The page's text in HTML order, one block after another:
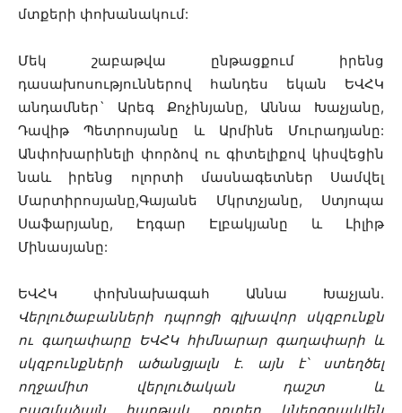
մտքերի փոխանակում:
Մեկ շաբաթվա ընթացքում իրենց
դասախոսություններով հանդես եկան ԵՎՀԿ
անդամներ` Արեգ Քոչինյանը, Աննա Խաչյանը,
Դավիթ Պետրոսյանը և Արմինե Մուրադյանը:
Անփոխարինելի փորձով ու գիտելիքով կիսվեցին
նաև իրենց ոլորտի մասնագետներ Սամվել
Մարտիրոսյանը,Գայանե Մկրտչյանը, Ստյոպա
Սաֆարյանը, Էդգար Էլբակյանը և Լիլիթ
Մինասյանը:
ԵՎՀԿ փոխնախագահ Աննա Խաչյան.
Վերլուծաբանների դպրոցի գլխավոր սկզբունքն
ու գաղափարը ԵՎՀԿ հիմնարար գաղափարի և
սկզբունքների ածանցյալն է. այն է՝ ստեղծել
ողջամիտ վերլուծական դաշտ և